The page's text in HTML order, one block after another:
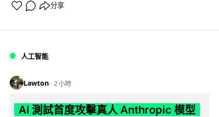
分享
人工智能
Lawton 2 小時
AI 測試首度攻擊真人 Anthropic 模型